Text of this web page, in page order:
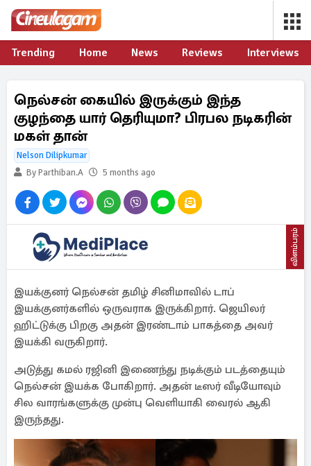
Trending Home News Reviews Interviews
நெல்சன் கையில் இருக்கும் இந்த
குழந்தை யார் தெரியுமா? பிரபல நடிகரின்
மகள் தான்
Nelson Dilipkumar
By Parthiban.A
5 months ago
விளம்பரம்
இயக்குனர் நெல்சன் தமிழ் சினிமாவில் டாப்
இயக்குனர்களில் ஒருவராக இருக்கிறார். ஜெயிலர்
ஹிட்டுக்கு பிறகு அதன் இரண்டாம் பாகத்தை அவர்
இயக்கி வருகிறார்.
அடுத்து கமல் ரஜினி இணைந்து நடிக்கும் படத்தையும்
நெல்சன் இயக்க போகிறார். அதன் டீஸர் வீடியோவும்
சில வாரங்களுக்கு முன்பு வெளியாகி வைரல் ஆகி
இருந்தது.